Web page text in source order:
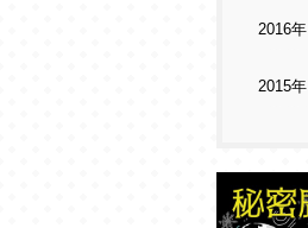
2016年
2015年